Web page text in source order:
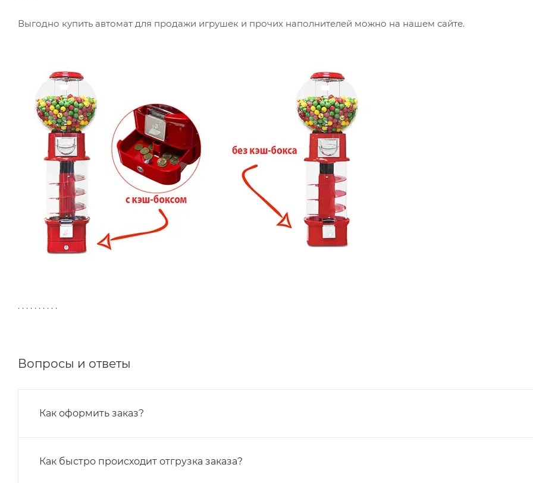
Выгодно купить автомат для продажи игрушек и прочих наполнителей можно на нашем сайте.
. . . . . . . . . .
Вопросы и ответы
Как оформить заказ?
Как быстро происходит отгрузка заказа?